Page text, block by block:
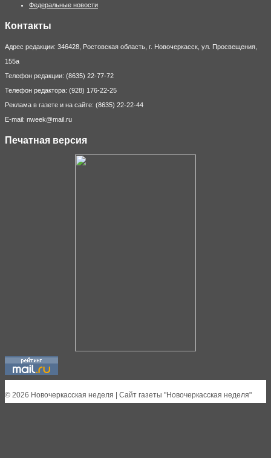
Федеральные новости
Контакты
Адрес редакции: 346428, Ростовская область, г. Новочеркасск, ул. Просвещения,
155а
Телефон редакции: (8635) 22-77-72
Телефон редактора: (928) 176-22-25
Реклама в газете и на сайте: (8635) 22-22-44
E-mail: nweek@mail.ru
Печатная версия
© 2026 Новочеркасская неделя | Сайт газеты "Новочеркасская неделя"